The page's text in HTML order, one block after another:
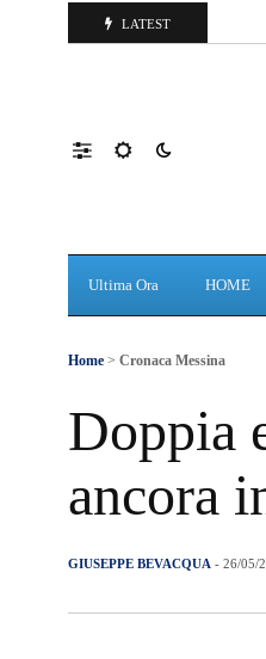
LATEST
Ultima Ora HOME
Home > Cronaca Messina
Doppia
ancora
GIUSEPPE BEVACQUA - 26/05/